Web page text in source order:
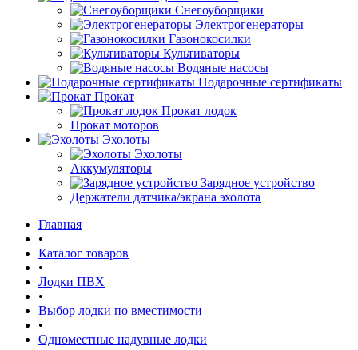
Снегоуборщики
Электрогенераторы
Газонокосилки
Культиваторы
Водяные насосы
Подарочные сертификаты
Прокат
Прокат лодок
Прокат моторов
Эхолоты
Эхолоты
Аккумуляторы
Зарядное устройство
Держатели датчика/экрана эхолота
Главная
•
Каталог товаров
•
Лодки ПВХ
•
Выбор лодки по вместимости
•
Одноместные надувные лодки